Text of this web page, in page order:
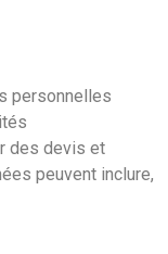
personnelles
des devis et
peuvent inclure,